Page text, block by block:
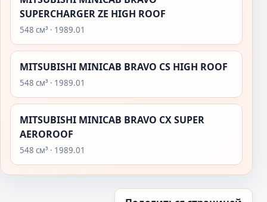
SUPERCHARGER ZE HIGH ROOF
548 см³ · 1989.01
MITSUBISHI MINICAB BRAVO CS HIGH ROOF
548 см³ · 1989.01
MITSUBISHI MINICAB BRAVO CX SUPER
AEROROOF
548 см³ · 1989.01